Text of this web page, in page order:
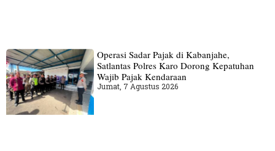
Operasi Sadar Pajak di Kabanjahe,
Satlantas Polres Karo Dorong Kepatuhan
Wajib Pajak Kendaraan
Jumat, 7 Agustus 2026